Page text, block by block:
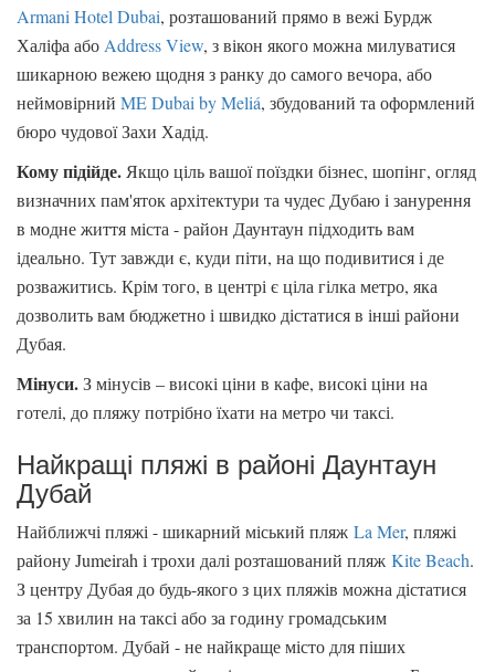
Armani Hotel Dubai, розташований прямо в вежі Бурдж
Халіфа або Address View, з вікон якого можна милуватися
шикарною вежею щодня з ранку до самого вечора, або
неймовірний ME Dubai by Meliá, збудований та оформлений
бюро чудової Захи Хадід.
Кому підійде. Якщо ціль вашої поїздки бізнес, шопінг, огляд
визначних пам'яток архітектури та чудес Дубаю і занурення
в модне життя міста - район Даунтаун підходить вам
ідеально. Тут завжди є, куди піти, на що подивитися і де
розважитись. Крім того, в центрі є ціла гілка метро, ​​яка
дозволить вам бюджетно і швидко дістатися в інші райони
Дубая.
Мінуси.З мінусів – високі ціни в кафе, високі ціни на
готелі, до пляжу потрібно їхати на метро чи таксі.
Найкращі пляжі в районі Даунтаун
Дубай
Найближчі пляжі - шикарний міський пляж La Mer, пляжі
району Jumeirah і трохи далі розташований пляж Kite Beach.
З центру Дубая до будь-якого з цих пляжів можна дістатися
за 15 хвилин на таксі або за годину громадським
транспортом. Дубай - не найкраще місто для піших